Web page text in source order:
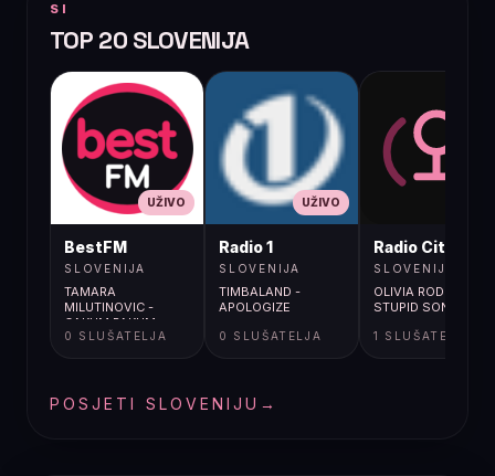
SI
TOP 20 SLOVENIJA
UŽIVO
BestFM
SLOVENIJA
TAMARA
MILUTINOVIC -
CAKUM PAKUM
0 SLUŠATELJA
UŽIVO
Radio 1
SLOVENIJA
TIMBALAND -
APOLOGIZE
0 SLUŠATELJA
Radio City
SLOVENIJA
OLIVIA RODRIGO /
STUPID SONG
1 SLUŠATELJA
POSJETI SLOVENIJU →